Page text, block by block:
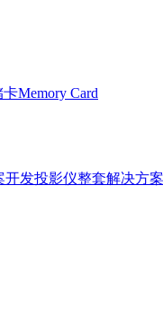
Memory Card
开发投影仪整套解决方